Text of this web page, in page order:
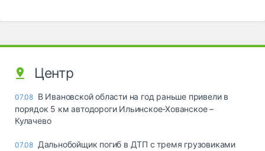
Центр
07.08 В Ивановской области на год раньше привели в
порядок 5 км автодороги Ильинское-Хованское –
Кулачево
07.08 Дальнобойщик погиб в ДТП с тремя грузовиками